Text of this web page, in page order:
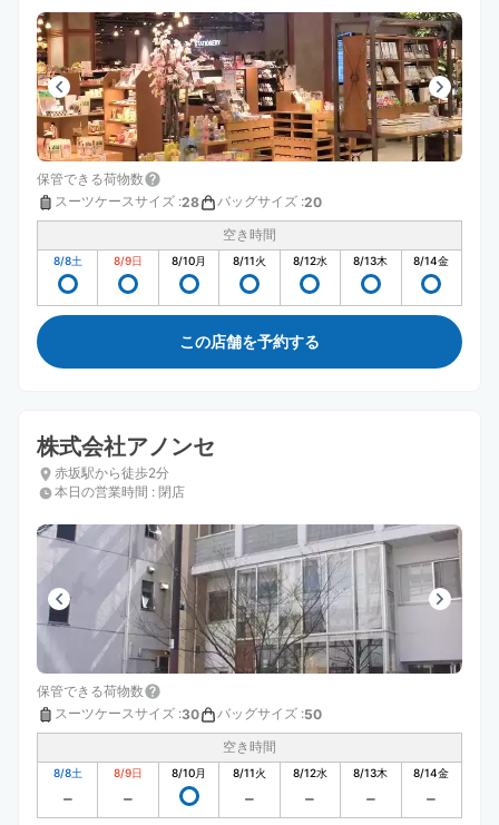
保管できる荷物数
スーツケースサイズ :28 バッグサイズ :20
空き時間
8/8土 8/9日 8/10月 8/11火 8/12水 8/13木 8/14金
この店舗を予約する
株式会社アノンセ
赤坂駅から徒歩2分
本日の営業時間 : 閉店
保管できる荷物数
スーツケースサイズ :30 バッグサイズ :50
空き時間
8/8土 8/9日 8/10月 8/11火 8/12水 8/13木 8/14金